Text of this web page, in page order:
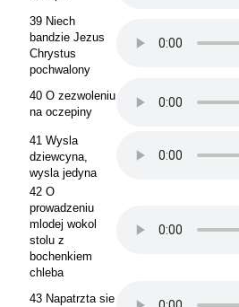
39 Niech
bandzie Jezus
Chrystus
pochwalony
40 O zezwoleniu
na oczepiny
41 Wysla
dziewcyna,
wysla jedyna
42 O
prowadzeniu
mlodej wokol
stolu z
bochenkiem
chleba
43 Napatrzta sie